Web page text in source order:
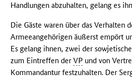
Handlungen abzuhalten, gelang es
Die Gäste waren über das Verhalten
Armeeangehörigen äußerst empört
Es gelang ihnen, zwei der
zum Eintreffen derVP und von
Kommandantur festzuhalten. Der